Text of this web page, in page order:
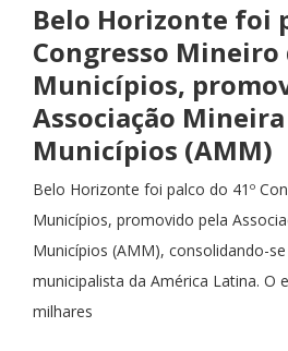
Belo Horizonte foi
Congresso Mineiro
Municípios,
Associação
Municípios (AMM)
Belo Horizonte foi palco do 41º
Municípios, promovido pela
Municípios (AMM), consolidando-
municipalista da América Latina. O
milhares